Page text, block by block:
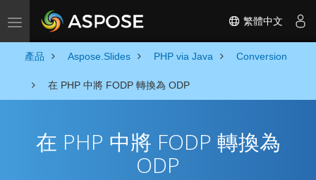
Toggle navigation 繁體中文
產品 Aspose.Slides PHP via Java Conversion
在 PHP 中將 FODP 轉換為 ODP
在 PHP 中將 FODP 轉換為
ODP